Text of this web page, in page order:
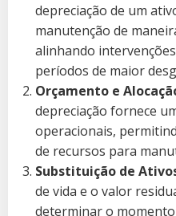
depreciação de um
manutenção de
alinhando
períodos de maior
Orçamento e
depreciação fornece
operacionais,
de recursos para
Substituição de
de vida e o valor
determinar o